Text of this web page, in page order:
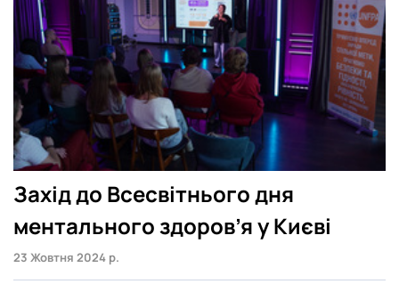
Захід до Всесвітнього дня
ментального здоров’я у Києві
23 Жовтня 2024 р.